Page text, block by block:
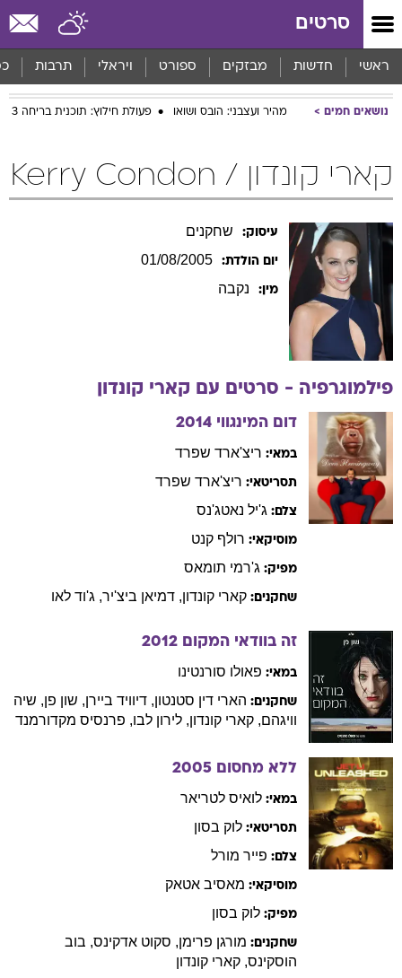
סרטים
ראשי חדשות מבזקים ספורט ויראלי תרבות
נושאים חמים מהיר ועצבני: הובס ושואו פעולת חילוץ: תוכנית בריחה 3
קארי קונדון / Kerry Condon
עיסוק: שחקנים
יום הולדת: 01/08/2005
מין: נקבה
פילמוגרפיה - סרטים עם קארי קונדון
דום המינגווי 2014
במאי: ריצ'ארד שפרד
תסריטאי: ריצ'ארד שפרד
צלם: ג'יל נאטג'נס
מוסיקאי: רולף קנט
מפיק: ג'רמי תומאס
שחקנים: קארי קונדון, דמיאן ביצ'יר, ג'וד לאו
זה בוודאי המקום 2012
במאי: פאולו סורנטינו
שחקנים: הארי דין סטנטון, דיוויד ביירן, שון פן, שיה
וויגהם, קארי קונדון, לירון לבו, פרנסיס מקדורמנד
ללא מחסום 2005
במאי: לואיס לטריאר
תסריטאי: לוק בסון
צלם: פייר מורל
מוסיקאי: מאסיב אטאק
מפיק: לוק בסון
שחקנים: מורגן פרימן, סקוט אדקינס, בוב
הוסקינס, קארי קונדון